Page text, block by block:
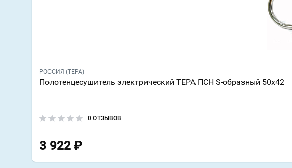
РОССИЯ (ТЕРА)
Полотенцесушитель электрический ТЕРА ПСН S-образный 50х42
0 ОТЗЫВОВ
3 922 ₽